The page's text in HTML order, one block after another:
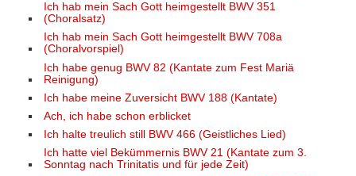
Ich hab mein Sach Gott heimgestellt BWV 351
(Choralsatz)
Ich hab mein Sach Gott heimgestellt BWV 708a
(Choralvorspiel)
Ich habe genug BWV 82 (Kantate zum Fest Mariä
Reinigung)
Ich habe meine Zuversicht BWV 188 (Kantate)
Ach, ich habe schon erblicket
Ich halte treulich still BWV 466 (Geistliches Lied)
Ich hatte viel Bekümmernis BWV 21 (Kantate zum 3.
Sonntag nach Trinitatis und für jede Zeit)